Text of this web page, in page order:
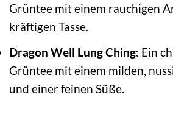
Grüntee mit einem rauchigen
kräftigen Tasse.
Dragon Well Lung Ching: Ein
Grüntee mit einem milden,
und einer feinen Süße.